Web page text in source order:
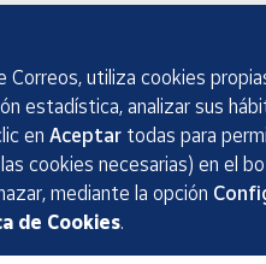
Correos, utiliza cookies
estadística, analizar sus
en Aceptar todas para
cookies necesarias) en el
mediante la opción
de Cookies.